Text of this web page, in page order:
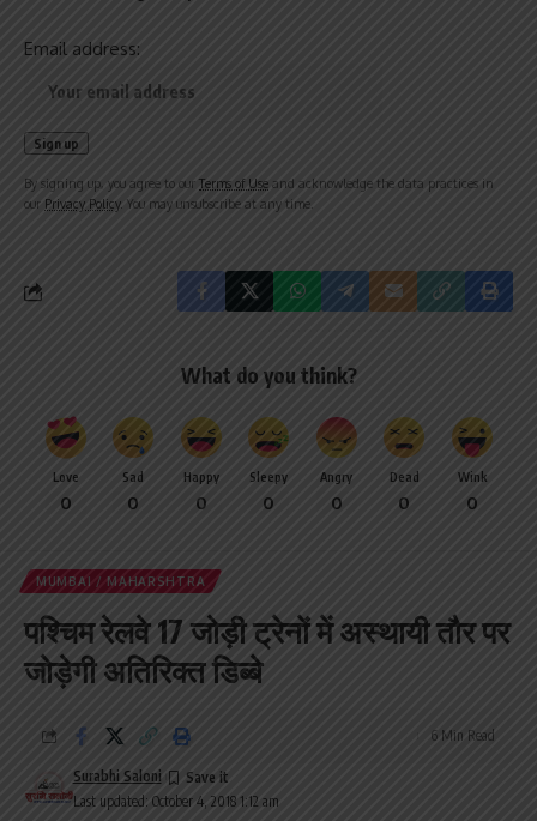
Email address:
By signing up, you agree to our Terms of Use and acknowledge the data practices in
our Privacy Policy. You may unsubscribe at any time.
What do you think?
Love
0
Sad
0
Happy
0
Sleepy
0
Angry
0
Dead
0
Wink
0
MUMBAI / MAHARSHTRA
पश्चिम रेलवे 17 जोड़ी ट्रेनों में अस्थायी तौर पर
जोड़ेगी अतिरिक्त डिब्बे
Last updated: October 4, 2018 1:12 am
Surabhi Saloni
6 Min Read